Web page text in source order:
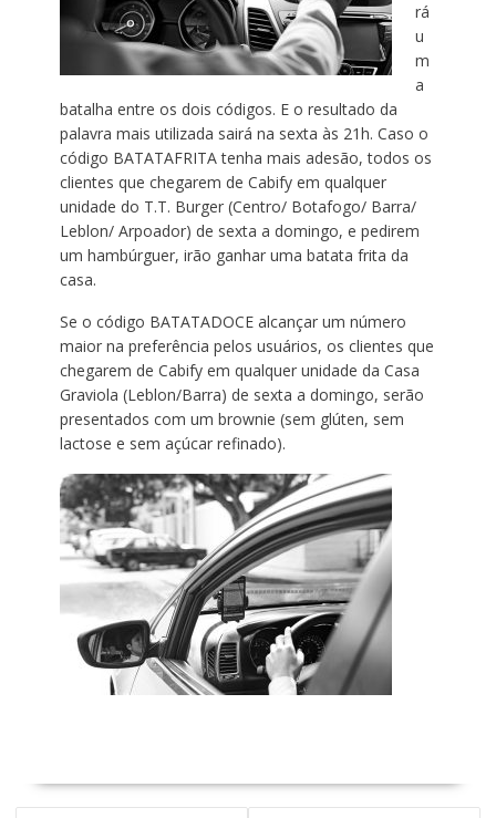
rá
u
m
a
batalha entre os dois códigos. E o resultado da
palavra mais utilizada sairá na sexta às 21h. Caso o
código BATATAFRITA tenha mais adesão, todos os
clientes que chegarem de Cabify em qualquer
unidade do T.T. Burger (Centro/ Botafogo/ Barra/
Leblon/ Arpoador) de sexta a domingo, e pedirem
um hambúrguer, irão ganhar uma batata frita da
casa.
Se o código BATATADOCE alcançar um número
maior na preferência pelos usuários, os clientes que
chegarem de Cabify em qualquer unidade da Casa
Graviola (Leblon/Barra) de sexta a domingo, serão
presentados com um brownie (sem glúten, sem
lactose e sem açúcar refinado).